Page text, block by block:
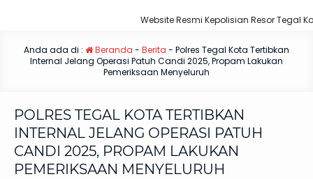
Website Resmi Kepolisian Resor Tegal Kota
Anda ada di : Beranda - Berita - Polres Tegal Kota Tertibkan
Internal Jelang Operasi Patuh Candi 2025, Propam Lakukan
Pemeriksaan Menyeluruh
POLRES TEGAL KOTA TERTIBKAN
INTERNAL JELANG OPERASI PATUH
CANDI 2025, PROPAM LAKUKAN
PEMERIKSAAN MENYELURUH